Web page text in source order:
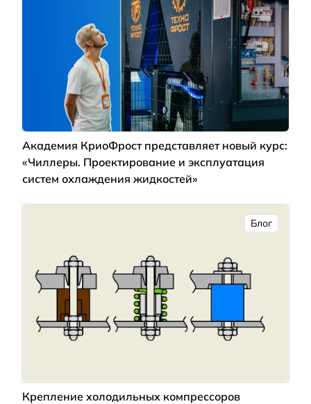
Академия КриоФрост представляет новый курс:
«Чиллеры. Проектирование и эксплуатация
систем охлаждения жидкостей»
Блог
Крепление холодильных компрессоров